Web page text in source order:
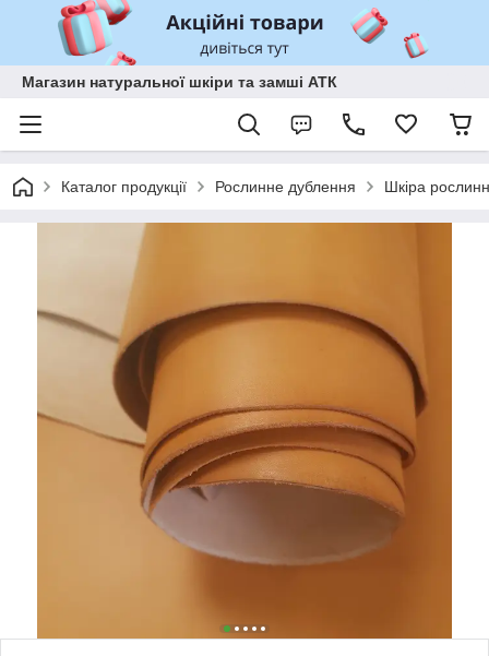
Магазин натуральної шкіри та замші АТК
Каталог продукції Рослинне дублення Шкіра